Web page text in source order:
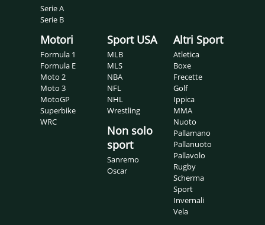
Serie A
Serie B
Motori
Formula 1
Formula E
Moto 2
Moto 3
MotoGP
Superbike
WRC
Sport USA
MLB
MLS
NBA
NFL
NHL
Wrestling
Non solo
sport
Sanremo
Oscar
Altri Sport
Atletica
Boxe
Frecette
Golf
Ippica
MMA
Nuoto
Pallamano
Pallanuoto
Pallavolo
Rugby
Scherma
Sport
Invernali
Vela